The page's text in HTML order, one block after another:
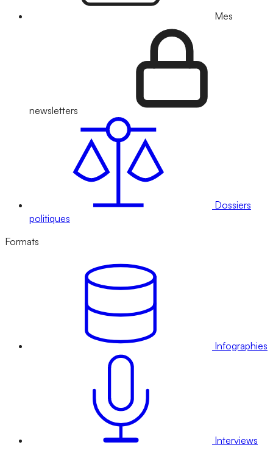
Mes
newsletters
Dossiers
politiques
Formats
Infographies
Interviews